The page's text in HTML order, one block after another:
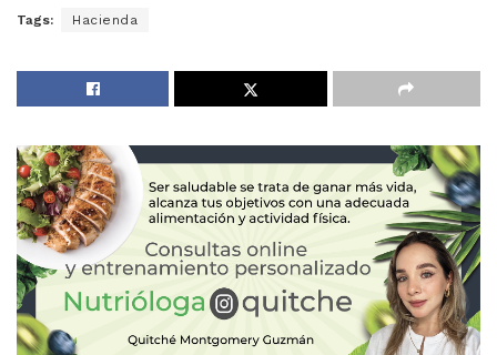
Tags: Hacienda